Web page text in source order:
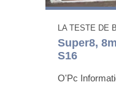
LA TESTE DE
Super8,
S16
O'Pc